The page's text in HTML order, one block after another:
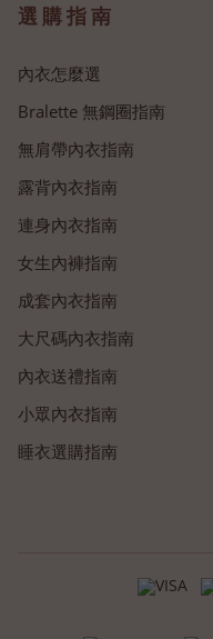
選購指南
內衣怎麼選
Bralette 無鋼圈指南
無肩帶內衣指南
露背內衣指南
連身內衣指南
女生內褲指南
成套內衣指南
大尺碼內衣指南
內衣送禮指南
小眾內衣指南
睡衣選購指南